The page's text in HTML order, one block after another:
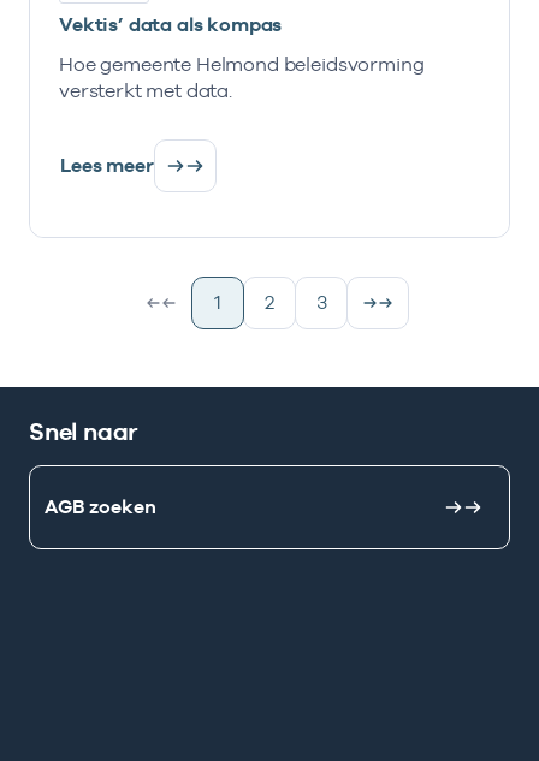
Vektis’ data als kompas
Hoe gemeente Helmond beleidsvorming
versterkt met data.
Lees meer
1 2 3
Snel naar
AGB zoeken